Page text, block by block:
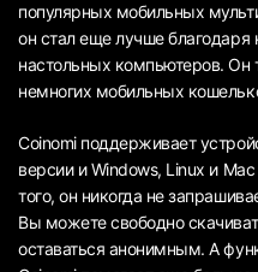
популярных мобильных
он стал еще лучше
настольных компьютеров. Он
немногих мобильных
Coinomi поддерживает
версии и Windows, Linux и
того, он никогда не
Вы можете свободно
оставаться анонимным. А